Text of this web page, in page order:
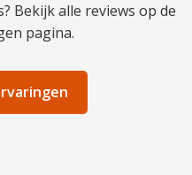
Bekijk alle reviews op de
pagina.